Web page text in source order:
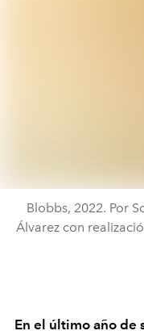
Blobbs, 2022. Por
Álvarez con
En el último año de